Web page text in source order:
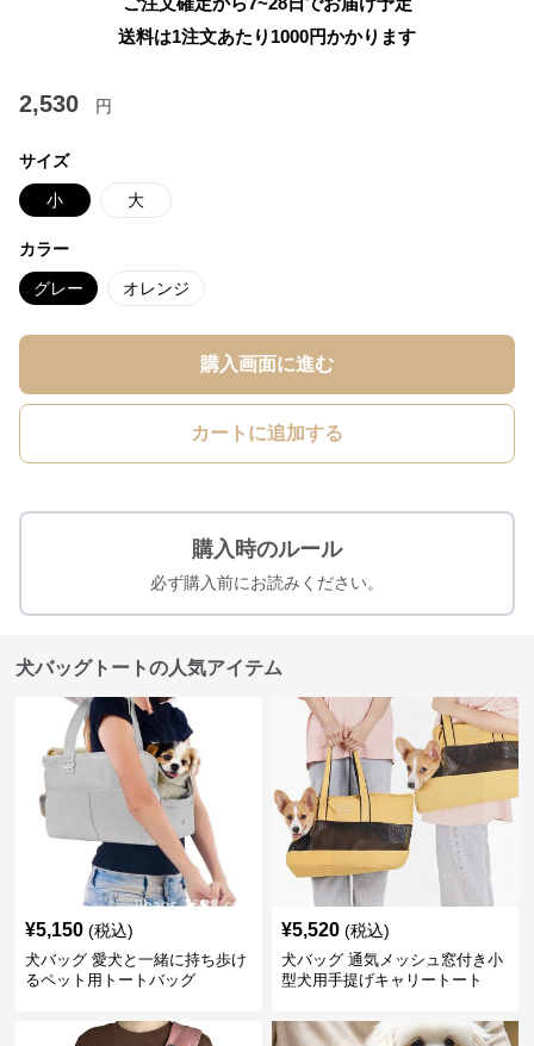
送料は1注文あたり 1000円かかります
2,530 円
サイズ
小 大
カラー
グレー オレンジ
購入画面に進む
カートに追加する
購入時のルール
必ず購入前にお読みください。
犬バッグトートの人気アイテム
¥5,150 (税込)
犬バッグ 愛犬と一緒に持ち歩け
るペット用トートバッグ
¥5,520 (税込)
犬バッグ 通気メッシュ窓付き小
型犬用手提げキャリートート